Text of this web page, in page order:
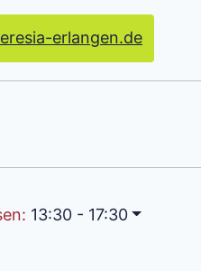
erlangen.de
: 13:30 - 17:30